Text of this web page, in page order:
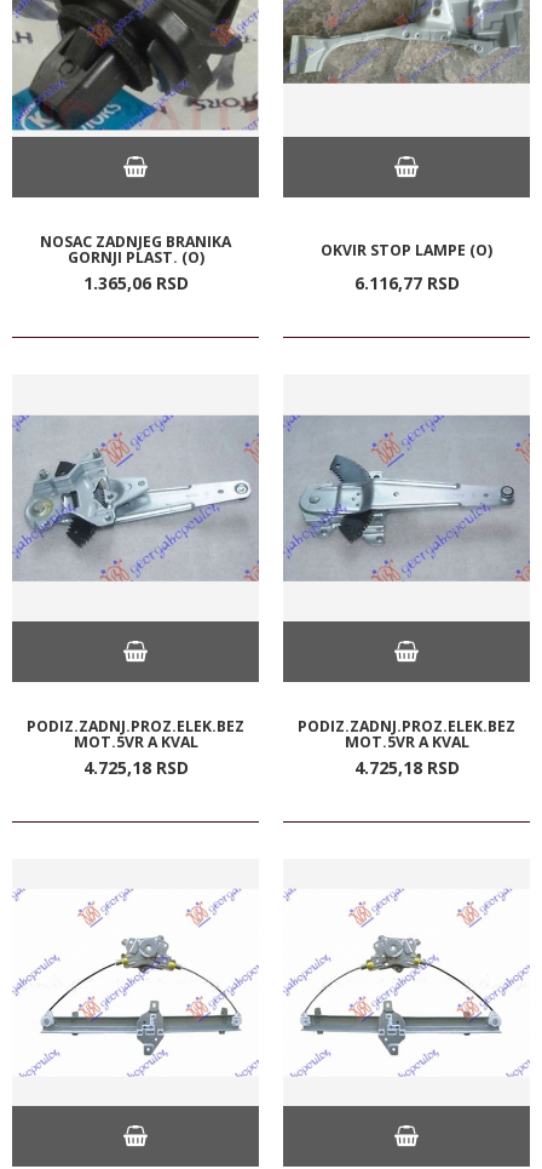
NOSAC ZADNJEG BRANIKA
GORNJI PLAST. (O)
1.365,06 RSD
OKVIR STOP LAMPE (O)
6.116,77 RSD
PODIZ.ZADNJ.PROZ.ELEK.BEZ
MOT.5VR A KVAL
4.725,18 RSD
PODIZ.ZADNJ.PROZ.ELEK.BEZ
MOT.5VR A KVAL
4.725,18 RSD